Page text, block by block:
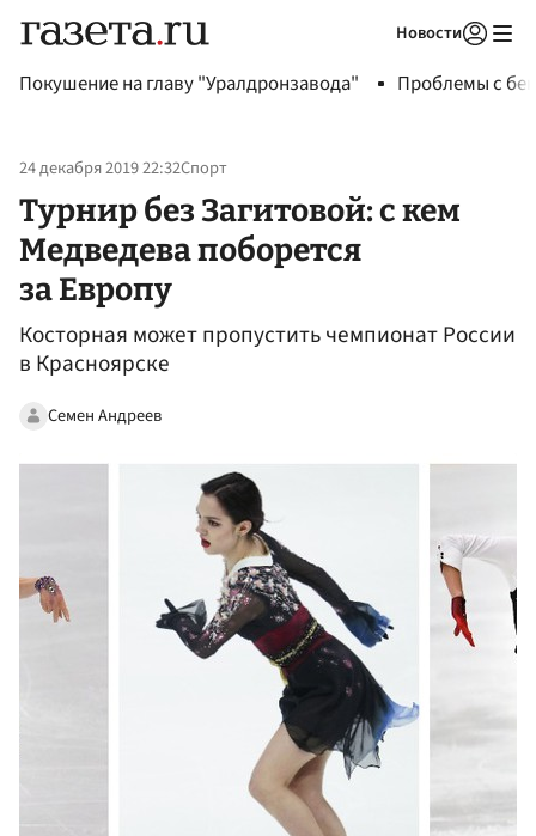
Новости
Покушение на главу "Уралдронзавода" Проблемы с
24 декабря 2019 22:32Спорт
Турнир без Загитовой: с кем
Медведева поборется
за Европу
Косторная может пропустить чемпионат России
в Красноярске
Семен Андреев